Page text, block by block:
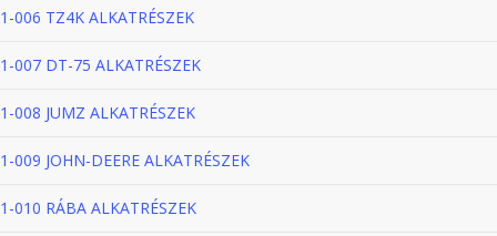
1-006 TZ4K ALKATRÉSZEK
1-007 DT-75 ALKATRÉSZEK
1-008 JUMZ ALKATRÉSZEK
1-009 JOHN-DEERE ALKATRÉSZEK
1-010 RÁBA ALKATRÉSZEK